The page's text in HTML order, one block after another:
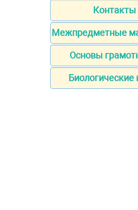
Контакты
Межпредметные
Основы
Биологические